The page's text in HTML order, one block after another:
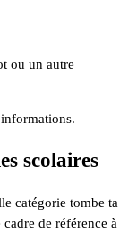
ou un autre
scolaires
catégorie tombe ta
de référence à